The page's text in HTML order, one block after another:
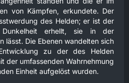
von Kämpfen, erkundete. Der
des Helden; er ist der
erhellt, sie in der
lässt. Die Ebenen wandelten sich
zu der des Helden
der umfassenden Wahrnehmung
Einheit aufgelöst wurden.